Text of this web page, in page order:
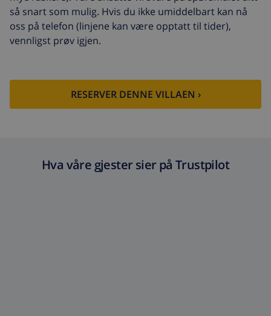
Ekstra rengjøring
basert på energiforbruk
(USD 52,77/HOUR)
Avbestillingsdepositum:
så snart som mulig. Hvis du ikke umiddelbart kan nå
oss på telefon (linjene kan være opptatt til tider),
vennligst prøv igjen.
RESERVER DENNE VILLAEN ›
Hva våre gjester sier på Trustpilot